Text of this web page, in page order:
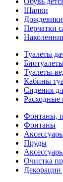
Шапки
Дождевики
Перчатки
Туалеты
Туалеты-
Кабины
Сидения
Расходные
Фонтаны,
Фонтаны
Пруды
Очистка
Декорации